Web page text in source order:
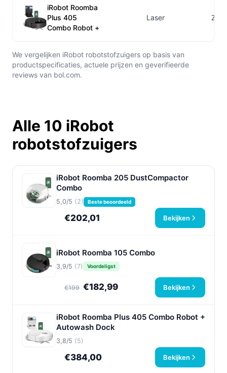
iRobot Roomba
Plus 405
Combo Robot +
Laser
We vergelijken iRobot robotstofzuigers op basis van
productspecificaties, actuele prijzen en geverifieerde
reviews van bol.com.
Alle 10 iRobot
robotstofzuigers
iRobot Roomba 205 DustCompactor
Combo
5,0/5 (2) Beste beoordeeld
€202,01 Bekijken
iRobot Roomba 105 Combo
3,9/5 (7) Voordeligst
€199 €182,99 Bekijken
iRobot Roomba Plus 405 Combo Robot +
Autowash Dock
3,8/5 (5)
€384,00 Bekijken